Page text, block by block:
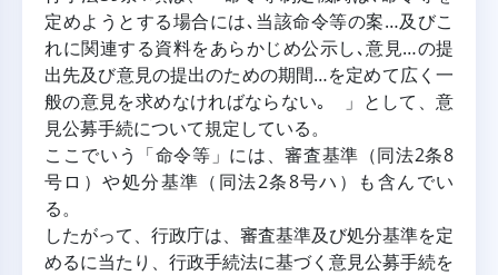
定めようとする場合には､当該命令等の案…及びこ
れに関連する資料をあらかじめ公示し､意見…の提
出先及び意見の提出のための期間…を定めて広く一
般の意見を求めなければならない｡ 」として、意
見公募手続について規定している。
ここでいう「命令等」には、審査基準（同法2条8
号ロ）や処分基準（同法2条8号ハ）も含んでい
る。
したがって、行政庁は、審査基準及び処分基準を定
めるに当たり、行政手続法に基づく意見公募手続を